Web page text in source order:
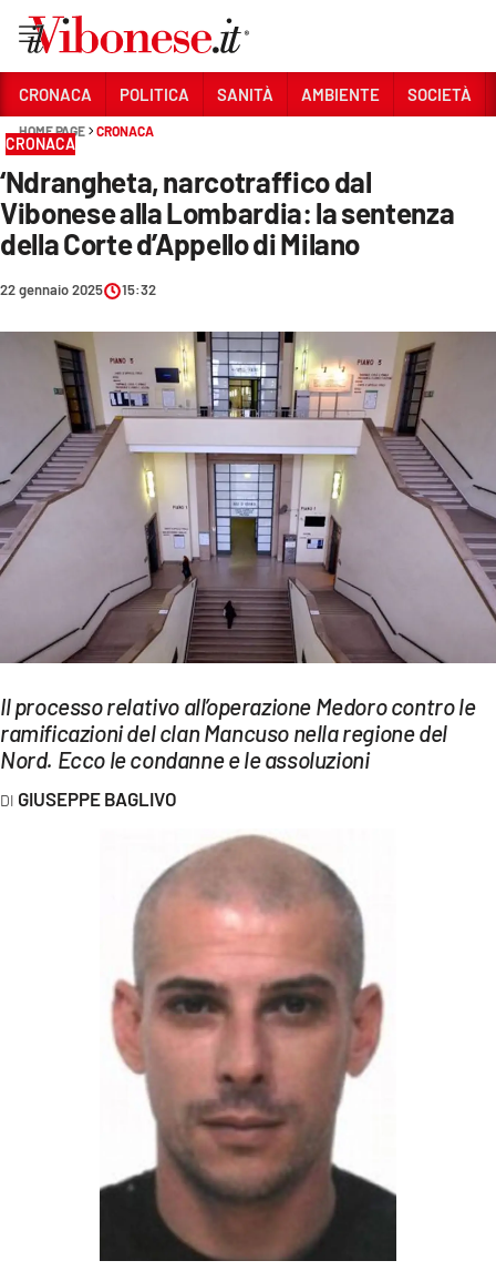
Sezioni
CRONACA
POLITICA
SOCIETÀ
CULTURA
ECONOMIA E LAVORO
EVENTI
Streaming
LAC TV
LAC NETWORK
LAC ONAIR
LACITYMAG.IT
ILREGGINO.IT
COSENZACHANNEL.IT
CATANZAROCHANNEL.IT
LACAPITALENEWS.IT
CRONACA POLITICA SANITÀ AMBIENTE SOCIETÀ
HOME PAGE CRONACA
CRONACA
‘Ndrangheta, narcotraffico dal
Vibonese alla Lombardia: la sentenza
della Corte d’Appello di Milano
22 gennaio 2025 15:32
Il processo relativo all’operazione Medoro contro le
ramificazioni del clan Mancuso nella regione del
Nord. Ecco le condanne e le assoluzioni
GIUSEPPE BAGLIVO